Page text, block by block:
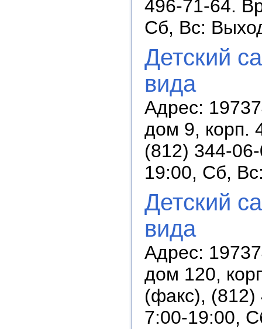
496-71-64.
Сб, Вс:
Детский
вида
Адрес:
дом 9, корп.
(812) 344-
19:00, Сб,
Детский
вида
Адрес:
дом 120,
(факс),
7:00-19:00,